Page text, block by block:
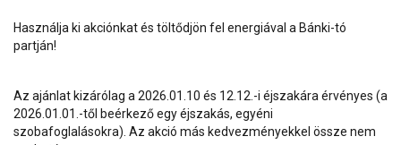
Használja ki akciónkat és töltődjön fel energiával a Bánki-tó
partján!
Az ajánlat kizárólag a 2026.01.10 és 12.12.-i éjszakára érvényes (a
2026.01.01.-től beérkező egy éjszakás, egyéni
szobafoglalásokra). Az akció más kedvezményekkel össze nem